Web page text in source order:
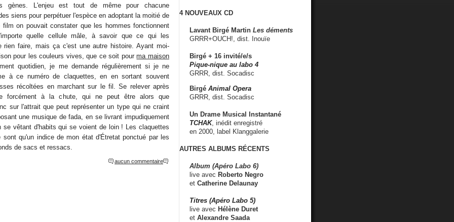
gènes. L'enjeu est tout de même pour chacune
siens pour perpétuer l'espèce en adoptant la moitié de
on pouvait constater que les hommes fonctionnent
quelle cellule mâle, à savoir que ce qui les
rien faire, mais ça c'est une autre histoire. Ayant moi-
pour les couleurs vives, que ce soit pourma maison
quotidien, je me demande régulièrement si je ne
à ce numéro de claquettes, en en sortant souvent
récoltées en marchant sur le fil. Se relever après
forcément à la chute, qui ne peut être alors que
sur l'attrait que peut représenter un type qui ne craint
une musique de fada, en se livrant impudiquement
se vêtant d'habits qui se voient de loin ! Les claquettes
qu'un indice de mon état d'Étretat ponctué par les
de sacs et ressacs.
aucun commentaire
4 NOUVEAUX CD
Lavant Birgé Martin Les déments
GRRR+OUCH!, dist. Inouïe
Birgé + 16 invité/e/s
Pique-nique au labo 4
GRRR, dist. Socadisc
Birgé Animal Opera
GRRR, dist. Socadisc
Un Drame Musical Instantané
TCHAK, inédit enregistré
en 2000, label Klanggalerie
AUTRES ALBUMS RÉCENTS
Album (Apéro Labo 6)
live avec Roberto Negro
et Catherine Delaunay
Titres (Apéro Labo 5)
live avec Hélène Duret
et Alexandre Saada